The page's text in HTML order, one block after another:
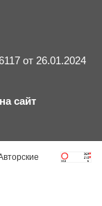
от 26.01.2024
сайт